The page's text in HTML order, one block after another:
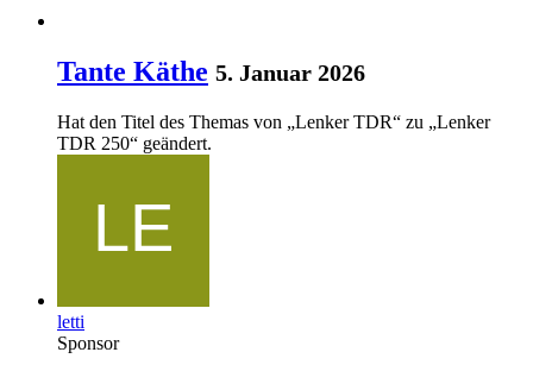
Tante Käthe 5. Januar 2026
Hat den Titel des Themas von „Lenker TDR“ zu „Lenker
TDR 250“ geändert.
letti
Sponsor